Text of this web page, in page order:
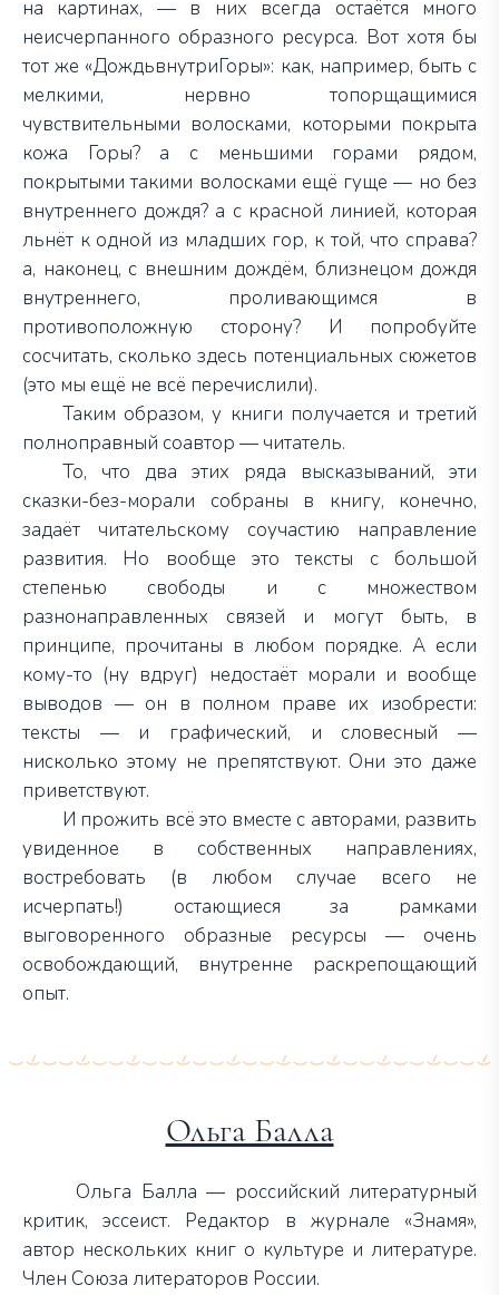
на картинах, — в них всегда остаётся много
неисчерпанного образного ресурса. Вот хотя бы
тот же «ДождьвнутриГоры»: как, например, быть с
мелкими, нервно топорщащимися
чувствительными волосками, которыми покрыта
кожа Горы? а с меньшими горами рядом,
покрытыми такими волосками ещё гуще — но без
внутреннего дождя? а с красной линией, которая
льнёт к одной из младших гор, к той, что справа?
а, наконец, с внешним дождём, близнецом дождя
внутреннего, проливающимся в
противоположную сторону? И попробуйте
сосчитать, сколько здесь потенциальных сюжетов
(это мы ещё не всё перечислили).
Таким образом, у книги получается и третий
полноправный соавтор — читатель.
То, что два этих ряда высказываний, эти
сказки-без-морали собраны в книгу, конечно,
задаёт читательскому соучастию направление
развития. Но вообще это тексты с большой
степенью свободы и с множеством
разнонаправленных связей и могут быть, в
принципе, прочитаны в любом порядке. А если
кому-то (ну вдруг) недостаёт морали и вообще
выводов — он в полном праве их изобрести:
тексты — и графический, и словесный —
нисколько этому не препятствуют. Они это даже
приветствуют.
И прожить всё это вместе с авторами, развить
увиденное в собственных направлениях,
востребовать (в любом случае всего не
исчерпать!) остающиеся за рамками
выговоренного образные ресурсы — очень
освобождающий, внутренне раскрепощающий
опыт.
Ольга Балла
Ольга Балла — российский литературный
критик, эссеист. Редактор в журнале «Знамя»,
автор нескольких книг о культуре и литературе.
Член Союза литераторов России.